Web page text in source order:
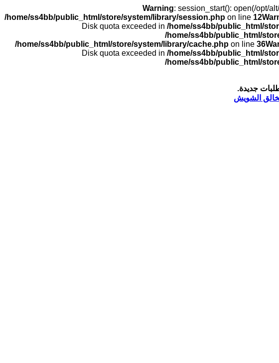
Warning: session_start(): open(/opt/
/home/ss4bb/public_html/store/system/library/session.php on line 12
Disk quota exceeded in /home/ss4bb/public_html/
/home/ss4bb/public_html/
/home/ss4bb/public_html/store/system/library/cache.php on line 36
Disk quota exceeded in /home/ss4bb/public_html/
/home/ss4bb/public_html/
جديدة.
الشويش